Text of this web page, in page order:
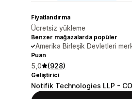
Fiyatlandırma
Ücretsiz yükleme
Benzer mağazalarda popüler
Amerika Birleşik Devletleri
Puan
5,0 (928)
Geliştirici
Notifik Technologies LLP -